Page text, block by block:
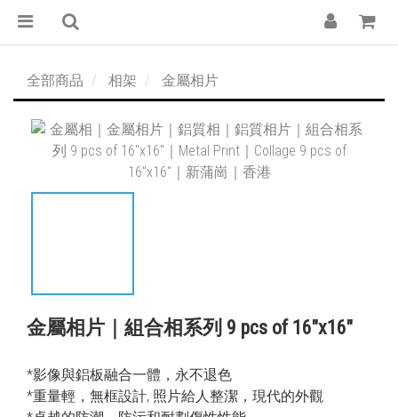
全部商品 相架 金屬相片
金屬相片｜組合相系列 9 pcs of 16″x16″
*影像與鋁板融合一體，永不退色
*重量輕，無框設計, 照片給人整潔，現代的外觀